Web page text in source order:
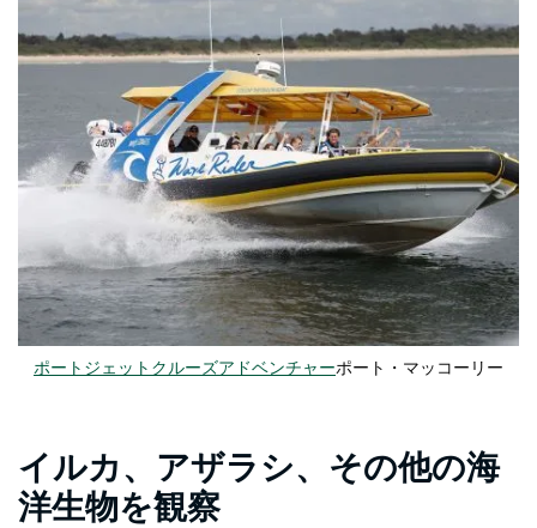
ポートジェットクルーズアドベンチャーポート・マッコーリー
イルカ、アザラシ、その他の海
洋生物を観察